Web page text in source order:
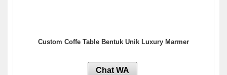
Custom Coffe Table Bentuk Unik Luxury Marmer
Chat WA